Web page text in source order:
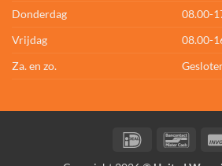
Donderdag
08.00-
Vrijdag
08.00-
Za. en zo.
IDeal